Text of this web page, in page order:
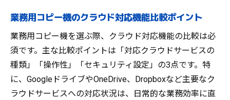
業務用コピー機のクラウド対応機能比較ポイント
業務用コピー機を選ぶ際、クラウド対応機能の比較は必
須です。主な比較ポイントは「対応クラウドサービスの
種類」「操作性」「セキュリティ設定」の3点です。特
に、GoogleドライブやOneDrive、Dropboxなど主要なク
ラウドサービスへの対応状況は、日常的な業務効率に直